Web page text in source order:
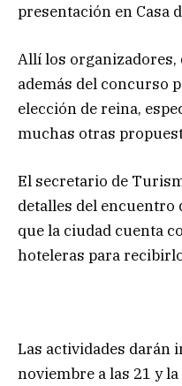
presentación en Casa
Allí los organizadores,
además del concurso
elección de reina,
muchas otras
El secretario de
detalles del encuentro
que la ciudad cuenta
hoteleras para
Las actividades darán
noviembre a las 21 y